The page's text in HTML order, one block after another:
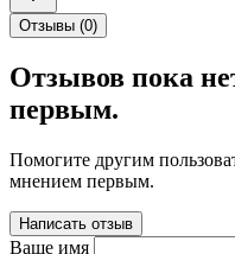
Отзывы (0)
Отзывов пока
первым.
Помогите другим
мнением первым.
Написать отзыв
Ваше имя